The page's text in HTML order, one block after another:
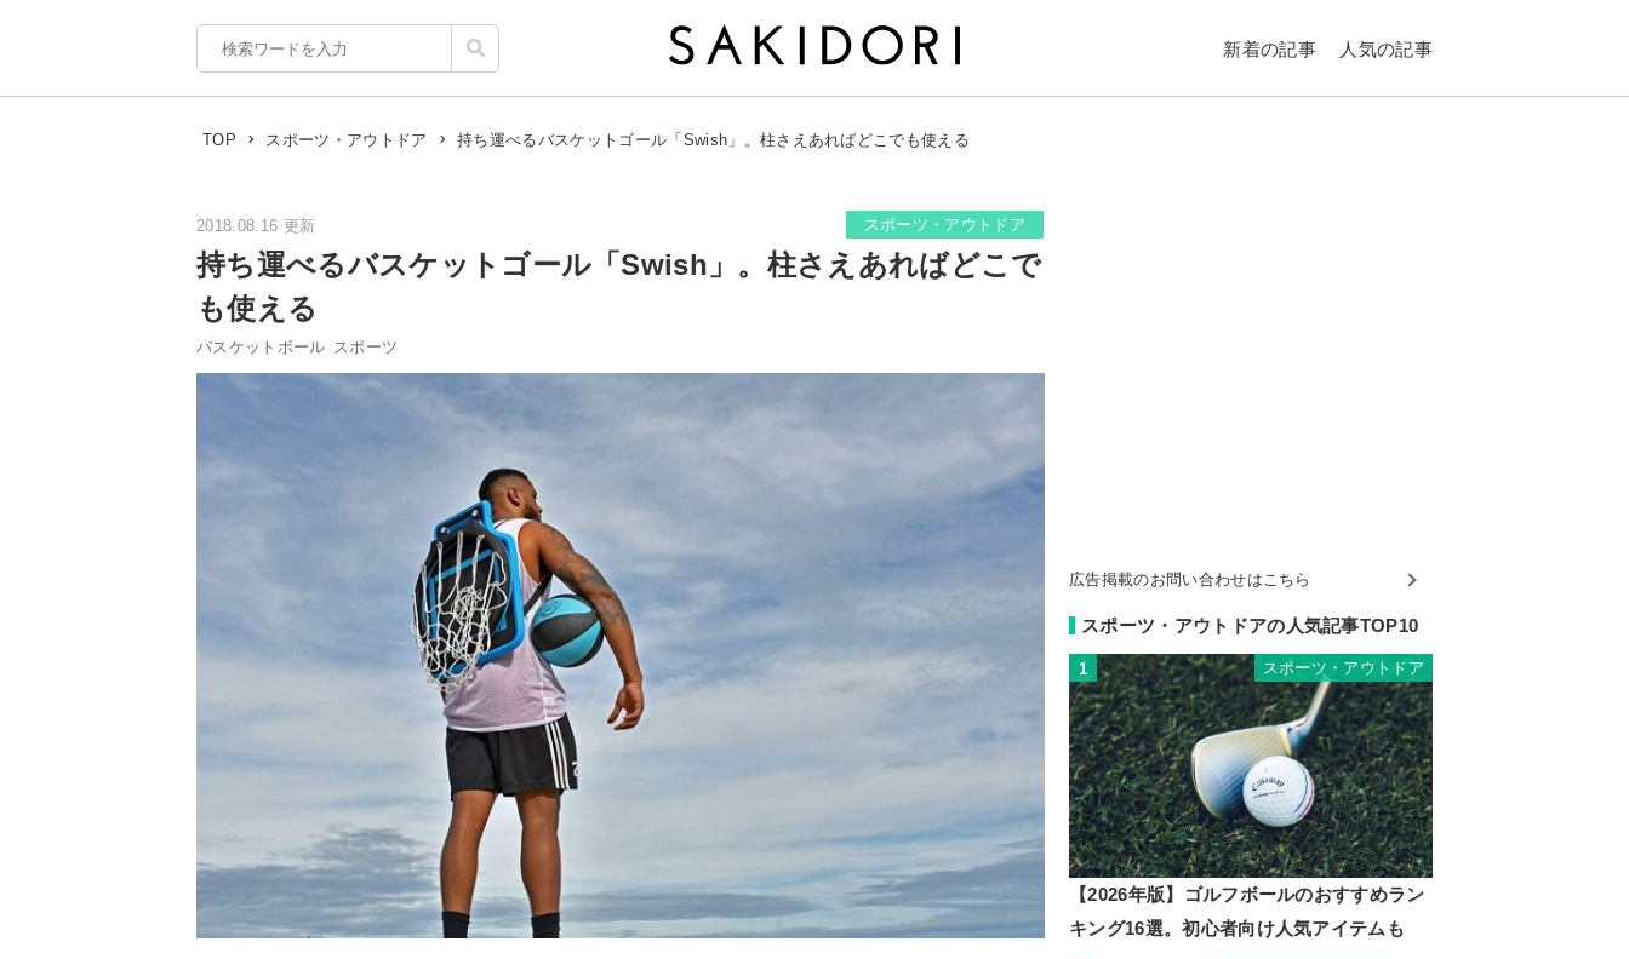
新着の記事 人気の記事
TOP スポーツ・アウトドア 持ち運べるバスケットゴール「Swish」。柱さえあればどこでも使える
2018.08.16 更新 スポーツ・アウトドア
持ち運べるバスケットゴール「Swish」。柱さえあればどこで
も使える
バスケットボール スポーツ
広告掲載のお問い合わせはこちら
スポーツ・アウトドアの人気記事TOP10
1 スポーツ・アウトドア
【2026年版】ゴルフボールのおすすめラン
キング16選。初心者向け人気アイテムも